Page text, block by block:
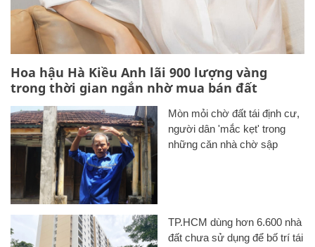
Hoa hậu Hà Kiều Anh lãi 900 lượng vàng
trong thời gian ngắn nhờ mua bán đất
Mòn mỏi chờ đất tái định cư,
người dân 'mắc kẹt' trong
những căn nhà chờ sập
TP.HCM dùng hơn 6.600 nhà
đất chưa sử dụng để bố trí tái